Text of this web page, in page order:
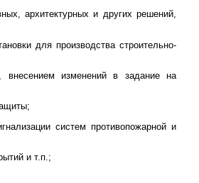
архитектурных и других решений,
для производства строительно-
внесением изменений в задание на
систем противопожарной и
и т.п.;